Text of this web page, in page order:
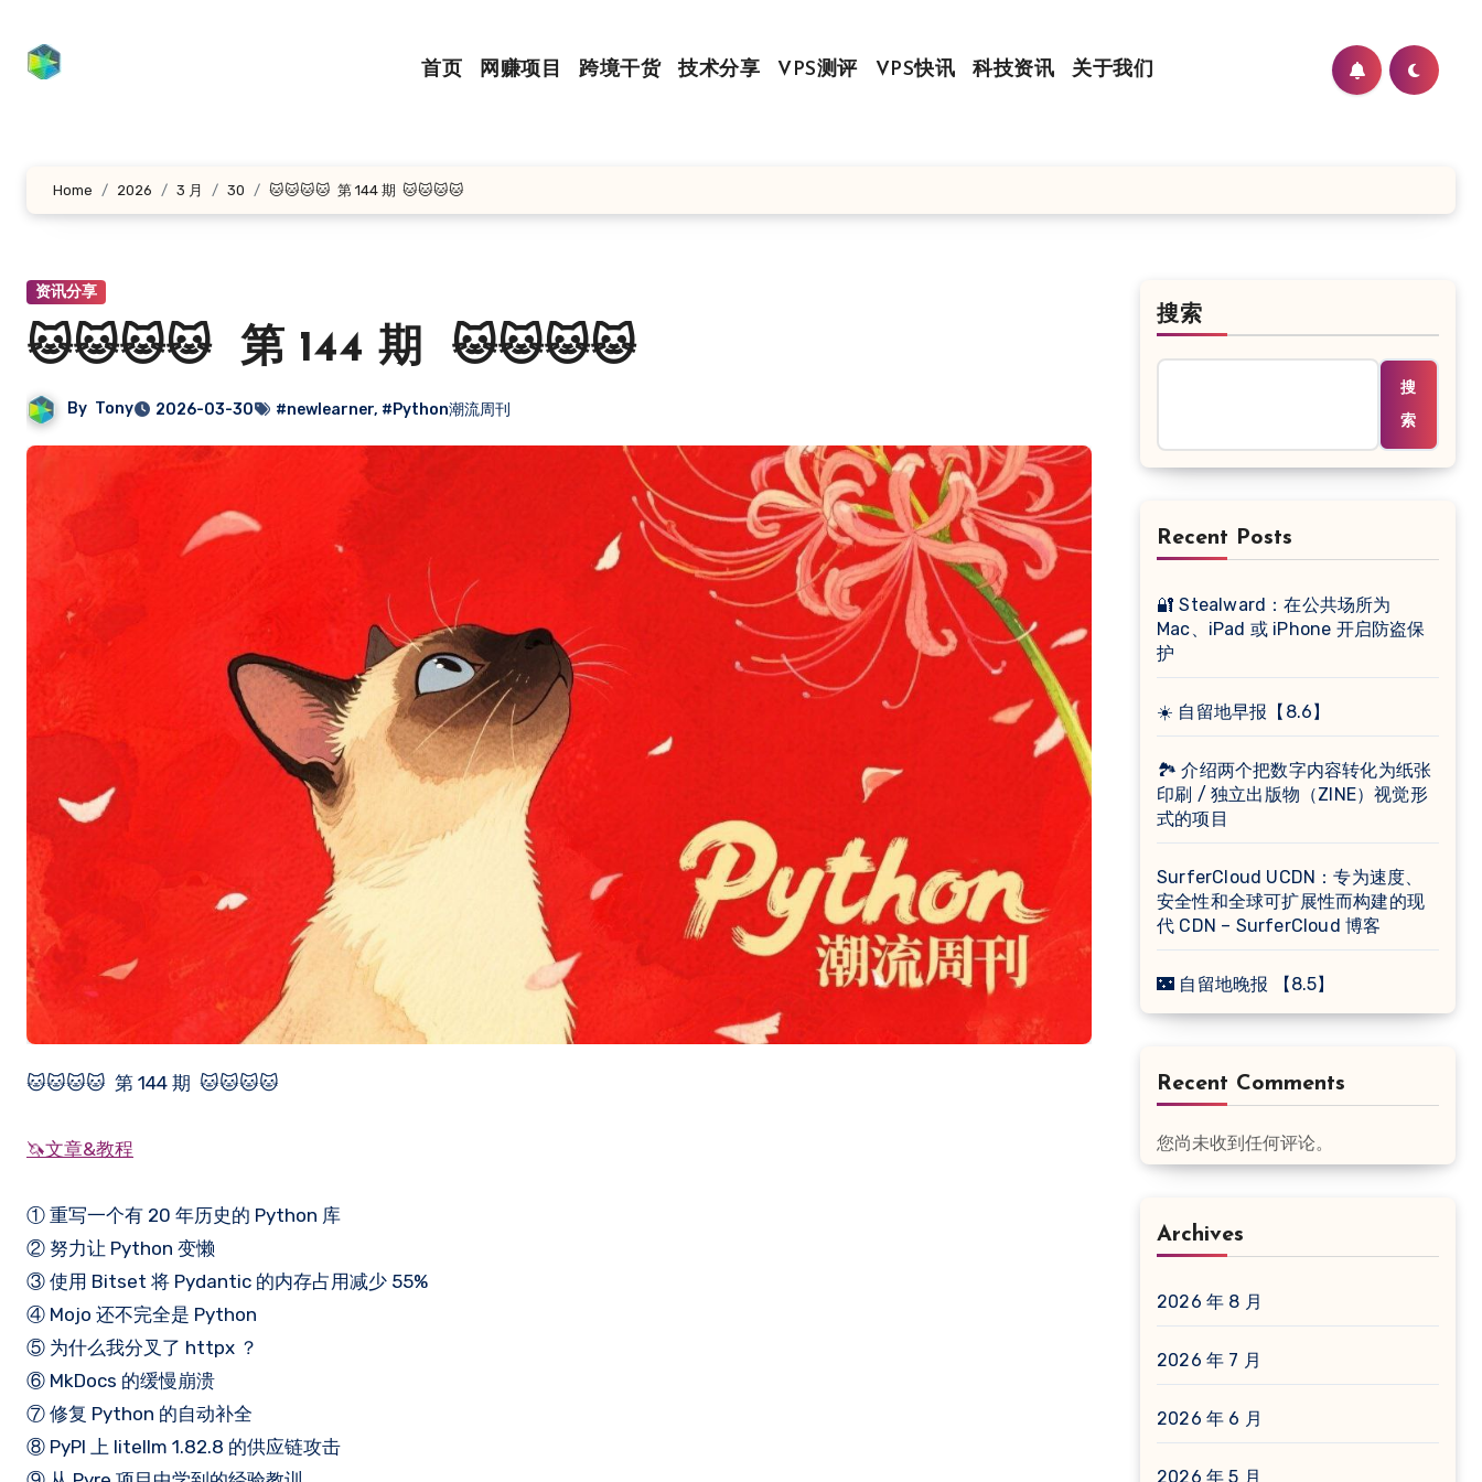
首页 网赚项目 跨境干货 技术分享 VPS测评 VPS快讯 科技资讯 关于我们
Home 2026 3 月 30 🐱🐱🐱🐱 第 144 期 🐱🐱🐱🐱
资讯分享
🐱🐱🐱🐱 第 144 期 🐱🐱🐱🐱
By Tony 2026-03-30 #newlearner, #Python潮流周刊
🐱🐱🐱🐱 第 144 期 🐱🐱🐱🐱
🦄文章&教程
① 重写一个有 20 年历史的 Python 库
② 努力让 Python 变懒
③ 使用 Bitset 将 Pydantic 的内存占用减少 55%
④ Mojo 还不完全是 Python
⑤ 为什么我分叉了 httpx ？
⑥ MkDocs 的缓慢崩溃
⑦ 修复 Python 的自动补全
⑧ PyPI 上 litellm 1.82.8 的供应链攻击
搜索
搜
索
Recent Posts
🔐 Stealward：在公共场所为
Mac、iPad 或 iPhone 开启防盗保
护
☀️ 自留地早报【8.6】
🏞 介绍两个把数字内容转化为纸张
印刷 / 独立出版物（ZINE）视觉形
式的项目
SurferCloud UCDN：专为速度、
安全性和全球可扩展性而构建的现
代 CDN – SurferCloud 博客
🌃 自留地晚报 【8.5】
Recent Comments
您尚未收到任何评论。
Archives
2026 年 8 月
2026 年 7 月
2026 年 6 月
2026 年 5 月